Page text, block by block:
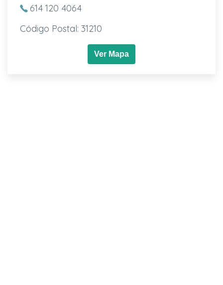
614 120 4064
Código Postal: 31210
Ver Mapa